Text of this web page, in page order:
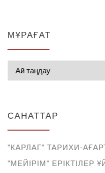
МҰРАҒАТ
САНАТТАР
"КАРЛАГ" ТАРИХИ-
"МЕЙІРІМ" ЕРІКТІЛЕР